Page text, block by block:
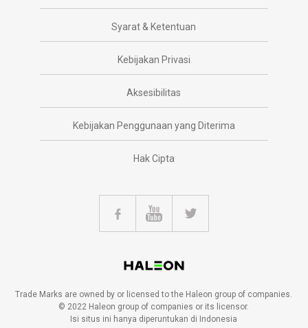
Syarat & Ketentuan
Kebijakan Privasi
Aksesibilitas
Kebijakan Penggunaan yang Diterima
Hak Cipta
Trade Marks are owned by or licensed to the Haleon group of companies.
© 2022 Haleon group of companies or its licensor.
Isi situs ini hanya diperuntukan di Indonesia